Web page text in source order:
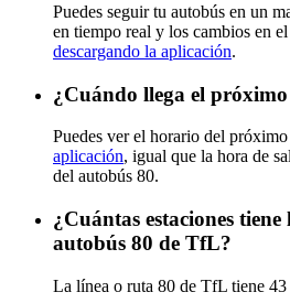
Puedes seguir tu autobús en un
en tiempo real y los cambios en
descargando la aplicación.
¿Cuándo llega el
Puedes ver el horario del
aplicación, igual que la hora de
del autobús 80.
¿Cuántas estaciones
autobús 80 de TfL?
La línea o ruta 80 de TfL tiene 43